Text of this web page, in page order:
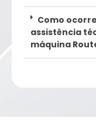
Como
assistência
máquina